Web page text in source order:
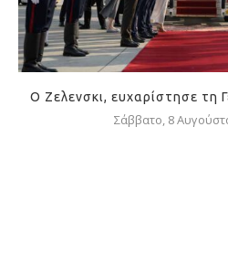
Ο Ζελενσκι, ευχαρίστησε τη
Σάββατο, 8